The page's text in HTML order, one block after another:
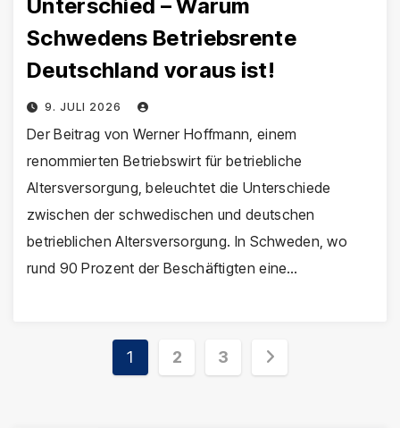
Unterschied – Warum
Schwedens Betriebsrente
Deutschland voraus ist!
9. JULI 2026
Der Beitrag von Werner Hoffmann, einem
renommierten Betriebswirt für betriebliche
Altersversorgung, beleuchtet die Unterschiede
zwischen der schwedischen und deutschen
betrieblichen Altersversorgung. In Schweden, wo
rund 90 Prozent der Beschäftigten eine…
Seitennummerierung
1 2 3